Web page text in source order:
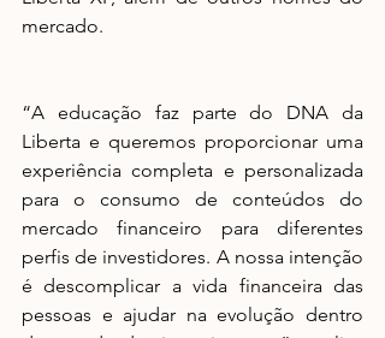
mercado.
“A educação faz parte do DNA da
Liberta e queremos proporcionar uma
experiência completa e personalizada
para o consumo de conteúdos do
mercado financeiro para diferentes
perfis de investidores. A nossa intenção
é descomplicar a vida financeira das
pessoas e ajudar na evolução dentro